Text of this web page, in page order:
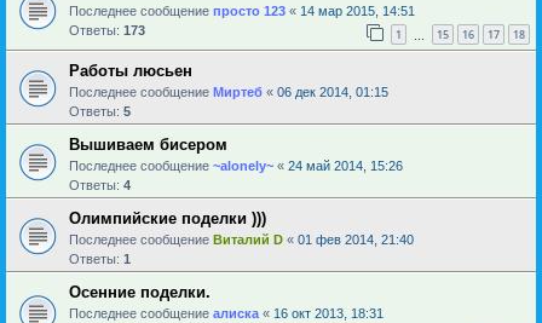
Последнее сообщение просто 123 « 14 мар 2015, 14:51
Ответы: 173 1 15 16 17 18
Работы люсьен
Последнее сообщение Миртеб « 06 дек 2014, 01:15
Ответы: 5
Вышиваем бисером
Последнее сообщение ~alonely~ « 24 май 2014, 15:26
Ответы: 4
Олимпийские поделки )))
Последнее сообщение Виталий D « 01 фев 2014, 21:40
Ответы: 1
Осенние поделки.
Последнее сообщение алиска « 16 окт 2013, 18:31